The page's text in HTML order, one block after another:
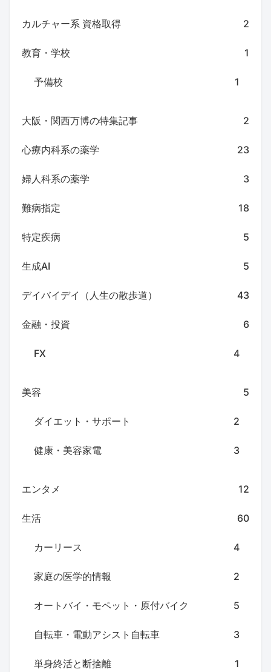
カルチャー系 資格取得 2
教育・学校 1
予備校 1
大阪・関西万博の特集記事 2
心療内科系の薬学 23
婦人科系の薬学 3
難病指定 18
特定疾病 5
生成AI 5
デイバイデイ（人生の散歩道） 43
金融・投資 6
FX 4
美容 5
ダイエット・サポート 2
健康・美容家電 3
エンタメ 12
生活 60
カーリース 4
家庭の医学的情報 2
オートバイ・モペット・原付バイク 5
自転車・電動アシスト自転車 3
単身終活と断捨離 1